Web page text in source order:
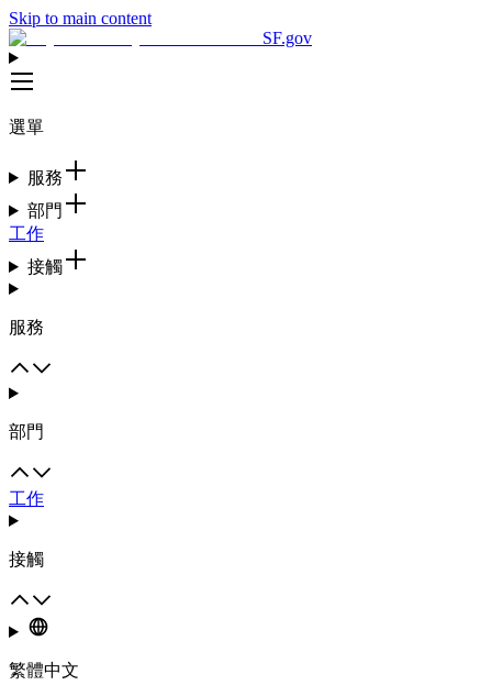
Skip to main content
SF.gov
選單
服務
部門
工作
接觸
服務
部門
工作
接觸
繁體中文